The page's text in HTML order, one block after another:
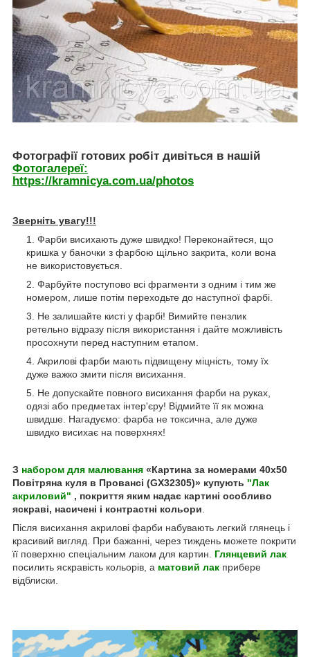
Фотографії готових робіт дивіться в нашій
Фотогалереї:
https://kramnicya.com.ua/photos
Зверніть увагу!!!
Фарби висихають дуже швидко! Переконайтеся, що
кришка у баночки з фарбою щільно закрита, коли вона
не використовується.
Фарбуйте поступово всі фрагменти з одним і тим же
номером, лише потім переходьте до наступної фарбі.
Не залишайте кисті у фарбі! Вимийте пензлик
ретельно відразу після використання і дайте можливість
просохнути перед наступним етапом.
Акрилові фарби мають підвищену міцність, тому їх
дуже важко змити після висихання.
Не допускайте повного висихання фарби на руках,
одязі або предметах інтер'єру! Відмийте її як можна
швидше. Нагадуємо: фарба не токсична, але дуже
швидко висихає на поверхнях!
З набором для малювання «Картина за номерами 40х50
Повітряна куля в Провансі (GX32305)» купують "Лак
акриловий" , покриття яким надає картині особливо
яскраві, насичені і контрастні кольори
Після висихання акрилові фарби набувають легкий глянець і
красивий вигляд. При бажанні, через тиждень можете покрити
її поверхню спеціальним лаком для картин. Глянцевий лак
посилить яскравість кольорів, а матовий лак прибере
відблиски.